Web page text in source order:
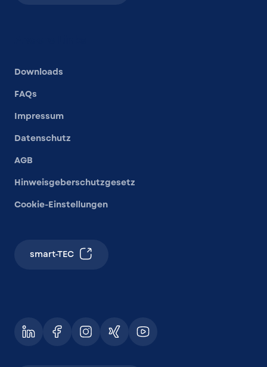
Downloads
FAQs
Impressum
Datenschutz
AGB
Hinweisgeberschutzgesetz
Cookie-Einstellungen
smart-TEC